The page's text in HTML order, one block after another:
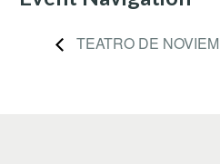
TEATRO DE